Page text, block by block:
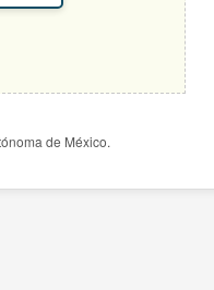
de México.